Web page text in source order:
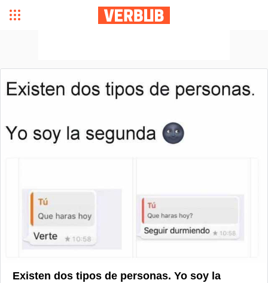
Existen dos tipos de personas. Yo soy la